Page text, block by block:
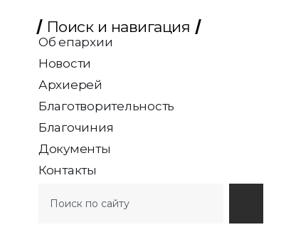
Поиск и навигация
Об епархии
Новости
Архиерей
Благотворительность
Благочиния
Документы
Контакты